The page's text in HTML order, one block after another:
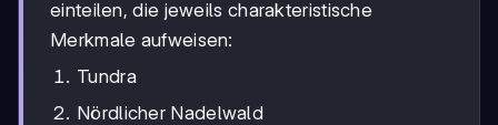
einteilen, die jeweils charakteristische
Merkmale aufweisen:
Tundra
Nördlicher Nadelwald